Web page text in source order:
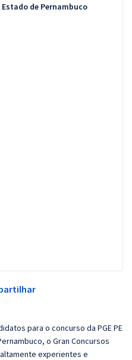
para o concurso da PGE PE
o Gran Concursos
experientes e
Estado de Pernambuco